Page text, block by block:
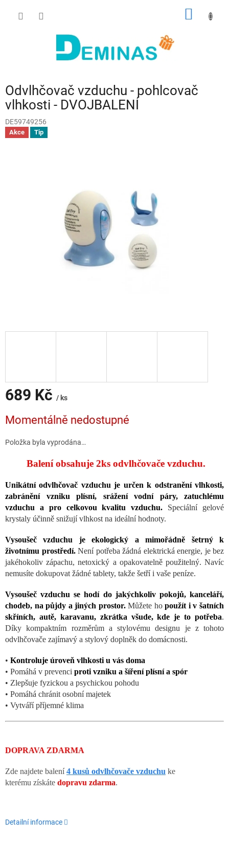
Odvlhčovač vzduchu - pohlcovač
vlhkosti - DVOJBALENÍ
DE59749256
Akce Tip
689 Kč / ks
cena:
Momentálně nedostupné
Položka byla vyprodána…
Balení obsahuje 2ks odvlhčovače vzduchu.
Unikátní odvlhčovač vzduchu je určen k odstranění vlhkosti,
zabránění vzniku plísní, srážení vodní páry, zatuchlému
vzduchu a pro celkovou kvalitu vzduchu. Speciální gelové
krystaly účinně snižují vlhkost na ideální hodnoty.
Vysoušeč vzduchu je ekologický a mimořádně šetrný k
životnímu prostředí.Není potřeba žádná elektrická energie, je bez
jakéhokoliv zápachu, netoxický a opakovatelně použitelný. Navíc
nemusíte dokupovat žádné tablety, takže šetří i vaše peníze.
Vysoušeč vzduchu se hodí do jakýchkoliv pokojů, kanceláří,
chodeb, na půjdy a jiných prostor.Můžete hopoužít i v šatních
skříních, autě, karavanu, zkrátka všude, kde je to potřeba.
Díky kompaktním rozměrům a stylovému designu je z tohoto
odvlhčovače zajímavý a stylový doplněk do domácnosti.
• Kontroluje úroveň vlhkosti u vás doma
• Pomáhá v prevenci proti vzniku a šíření plísní a spór
• Zlepšuje fyzickou a psychickou pohodu
• Pomáhá chránit osobní majetek
• Vytváří příjemné klima
DOPRAVA ZDARMA
Zde najdete balení4 kusů odvlhčovače vzduchu ke
kterému získáte dopravu zdarma.
Detailní informace